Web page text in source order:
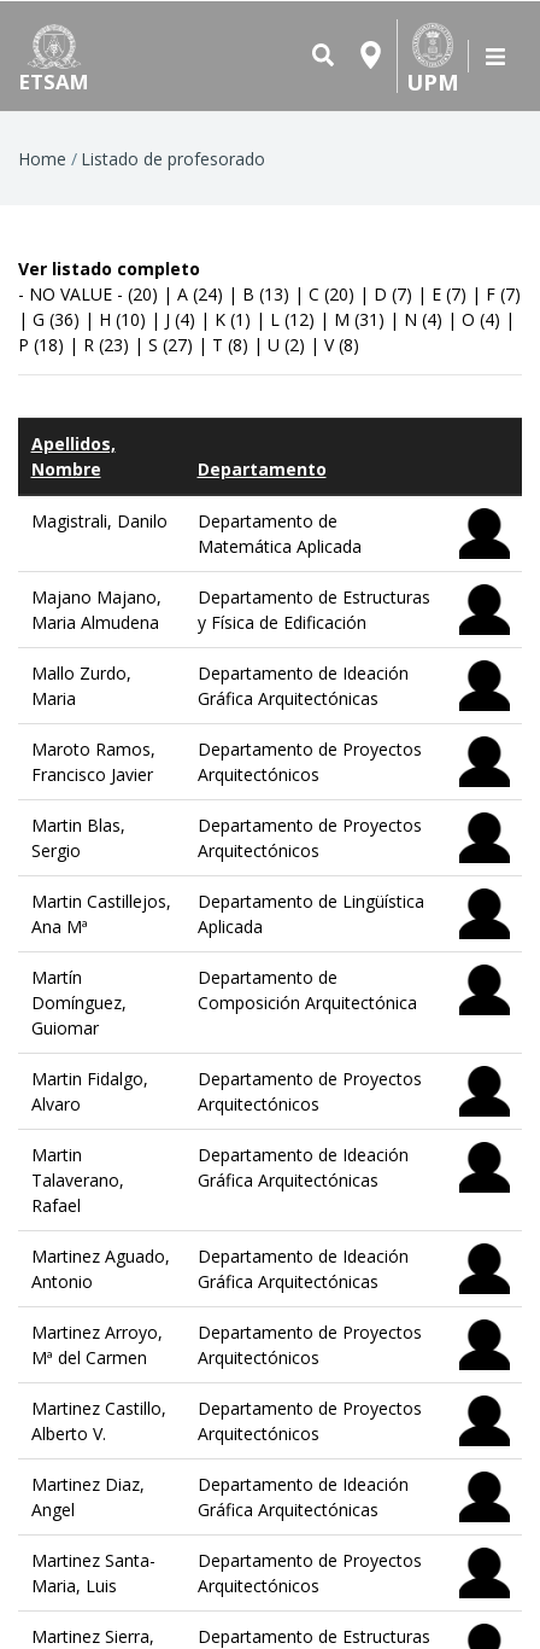
ETSAM UPM
Breadcrumb
Home Listado de profesorado
Ver listado completo
- NO VALUE - (20) | A (24) | B (13) | C (20) | D (7) | E (7) | F (7)
| G (36) | H (10) | J (4) | K (1) | L (12) | M (31) | N (4) | O (4) |
P (18) | R (23) | S (27) | T (8) | U (2) | V(8)
Apellidos,
Nombre
Departamento
Magistrali, Danilo
Departamento de
Matemática Aplicada
Majano Majano,
Maria Almudena
Departamento de Estructuras
y Física de Edificación
Mallo Zurdo,
Maria
Departamento de Ideación
Gráfica Arquitectónicas
Maroto Ramos,
Francisco Javier
Departamento de Proyectos
Arquitectónicos
Martin Blas,
Sergio
Departamento de Proyectos
Arquitectónicos
Martin Castillejos,
Ana Mª
Departamento de Lingüística
Aplicada
Martín
Domínguez,
Guiomar
Departamento de
Composición Arquitectónica
Martin Fidalgo,
Alvaro
Departamento de Proyectos
Arquitectónicos
Martin
Talaverano,
Rafael
Departamento de Ideación
Gráfica Arquitectónicas
Martinez Aguado,
Antonio
Departamento de Ideación
Gráfica Arquitectónicas
Martinez Arroyo,
Mª del Carmen
Departamento de Proyectos
Arquitectónicos
Martinez Castillo,
Alberto V.
Departamento de Proyectos
Arquitectónicos
Martinez Diaz,
Angel
Departamento de Ideación
Gráfica Arquitectónicas
Martinez Santa-
Maria, Luis
Departamento de Proyectos
Arquitectónicos
Martinez Sierra,
Departamento de Estructuras